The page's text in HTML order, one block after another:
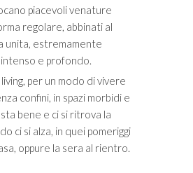
piacevoli venature
regolare, abbinati al
unita, estremamente
e profondo.
per un modo di vivere
confini, in spazi morbidi e
bene e ci si ritrova la
ci si alza, in quei pomeriggi
oppure la sera al rientro.